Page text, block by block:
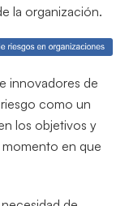
la organización.
innovadores de
como un
los objetivos y
en que